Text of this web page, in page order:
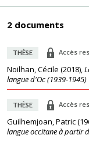
2 documents
THÈSE Accès
Noilhan, Cécile (2018),
langue d'Oc (1939-1945)
THÈSE Accès
Guilhemjoan, Patric
langue occitane à partir